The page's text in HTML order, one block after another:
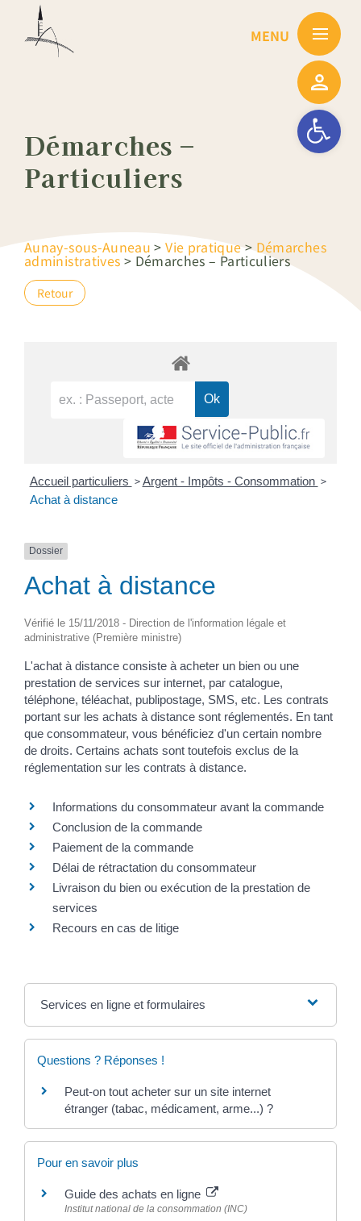
Ouvrir la
Démarches –
Particuliers
Aunay-sous-Auneau >Vie pratique>Démarches
administratives > Démarches – Particuliers
Retour
Accueil particuliers > Argent - Impôts - Consommation >
Achat à distance
Dossier
Achat à distance
Vérifié le 15/11/2018 - Direction de l'information légale et
administrative (Première ministre)
L'achat à distance consiste à acheter un bien ou une
prestation de services sur internet, par catalogue,
téléphone, téléachat, publipostage, SMS, etc. Les contrats
portant sur les achats à distance sont réglementés. En tant
que consommateur, vous bénéficiez d'un certain nombre
de droits. Certains achats sont toutefois exclus de la
réglementation sur les contrats à distance.
Informations du consommateur avant la commande
Conclusion de la commande
Paiement de la commande
Délai de rétractation du consommateur
Livraison du bien ou exécution de la prestation de
services
Recours en cas de litige
Services en ligne et formulaires
Questions ? Réponses !
Peut-on tout acheter sur un site internet
étranger (tabac, médicament, arme...) ?
Pour en savoir plus
Guide des achats en ligne
Institut national de la consommation (INC)